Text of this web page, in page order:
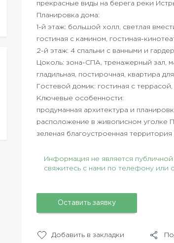
прекрасные виды на берега реки
Планировка дома:
1-й этаж: большой холл, светлая
гостиная с камином, гостиная-
2-й этаж: 4 спальни с ванными и
Цоколь: зона-СПА, тренажерный зал,
гладильная, постирочная, квартира
Гостевой домик: гостиная с террасой,
Ключевые особенности:
продуманная архитектура и
расположение в живописном уголке
зеленая благоустроенная территория
Информация не является
свяжитесь с нами по телефону или
Оставить заявку
Добавить в закладки